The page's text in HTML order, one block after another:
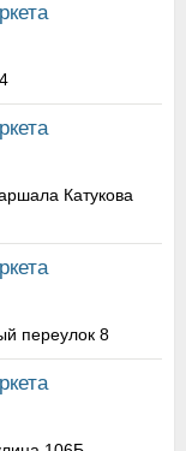
Катукова
переулок 8